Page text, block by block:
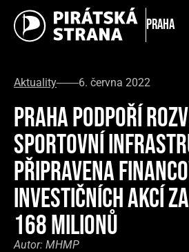
Praha
Aktuality 6. června 2022
PRAHA PODPOŘÍ
SPORTOVNÍ
PŘIPRAVENA
INVESTIČNÍCH AKCÍ
168 MILIONŮ
Autor: MHMP